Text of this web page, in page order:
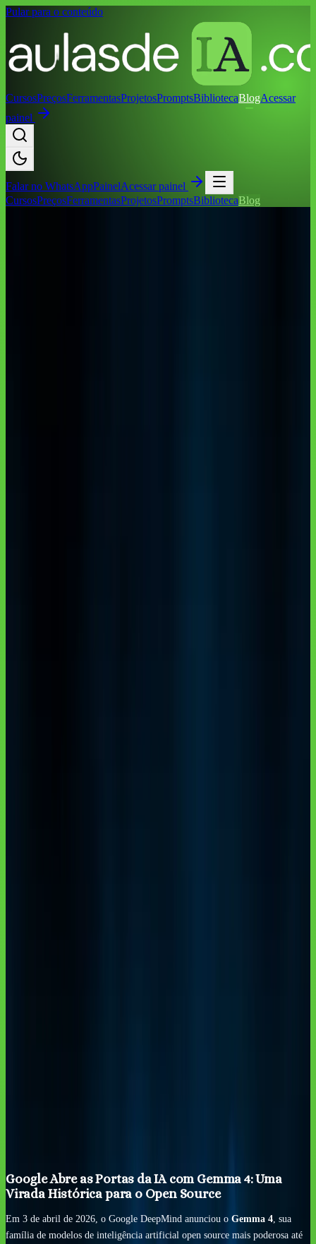
Pular para o conteúdo
CursosPreçosFerramentasProjetosPromptsBibliotecaBlogAcessar
painel
Falar no WhatsAppPainelAcessar painel
CursosPreçosFerramentasProjetosPromptsBibliotecaBlog
Google Abre as Portas da IA com Gemma 4: Uma
Virada Histórica para o Open Source
Em 3 de abril de 2026, o Google DeepMind anunciou o Gemma 4 , sua
família de modelos de inteligência artificial open source mais poderosa até